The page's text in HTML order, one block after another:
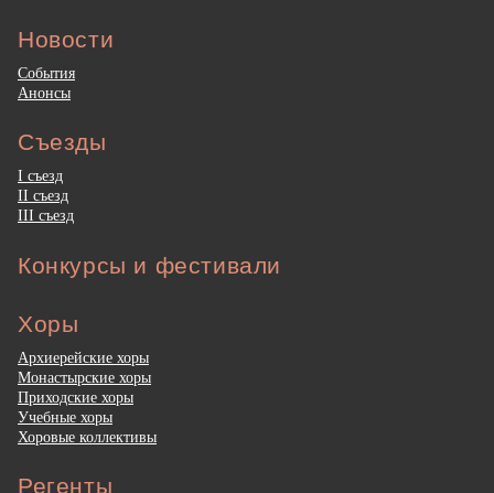
Новости
События
Анонсы
Съезды
I съезд
II съезд
III съезд
Конкурсы и фестивали
Хоры
Архиерейские хоры
Монастырские хоры
Приходские хоры
Учебные хоры
Хоровые коллективы
Регенты